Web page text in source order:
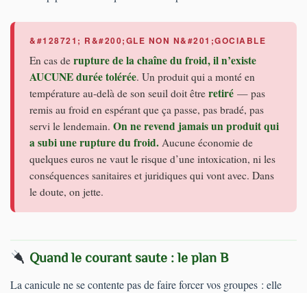
En cas de rupture de la chaîne du froid, il n’existe
AUCUNE durée tolérée. Un produit qui a monté en
température au-delà de son seuil doit être retiré — pas
remis au froid en espérant que ça passe, pas bradé, pas
servi le lendemain. On ne revend jamais un produit qui
a subi une rupture du froid. Aucune économie de
quelques euros ne vaut le risque d’une intoxication, ni les
conséquences sanitaires et juridiques qui vont avec. Dans
le doute, on jette.
Quand le courant saute : le plan B
La canicule ne se contente pas de faire forcer vos groupes : elle